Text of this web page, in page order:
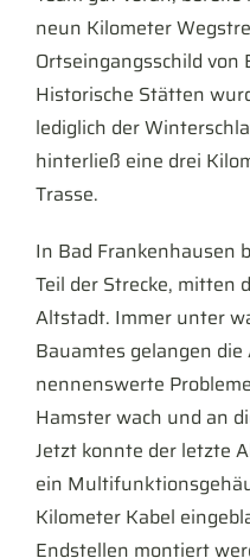
neun Kilometer
Ortseingangsschild von
Historische Stätten
lediglich der
hinterließ eine drei
Trasse.
In Bad Frankenhausen
Teil der Strecke, mitten
Altstadt. Immer unter
Bauamtes gelangen
nennenswerte
Hamster wach und an
Jetzt konnte der letzte
ein
Kilometer Kabel
Endstellen montiert